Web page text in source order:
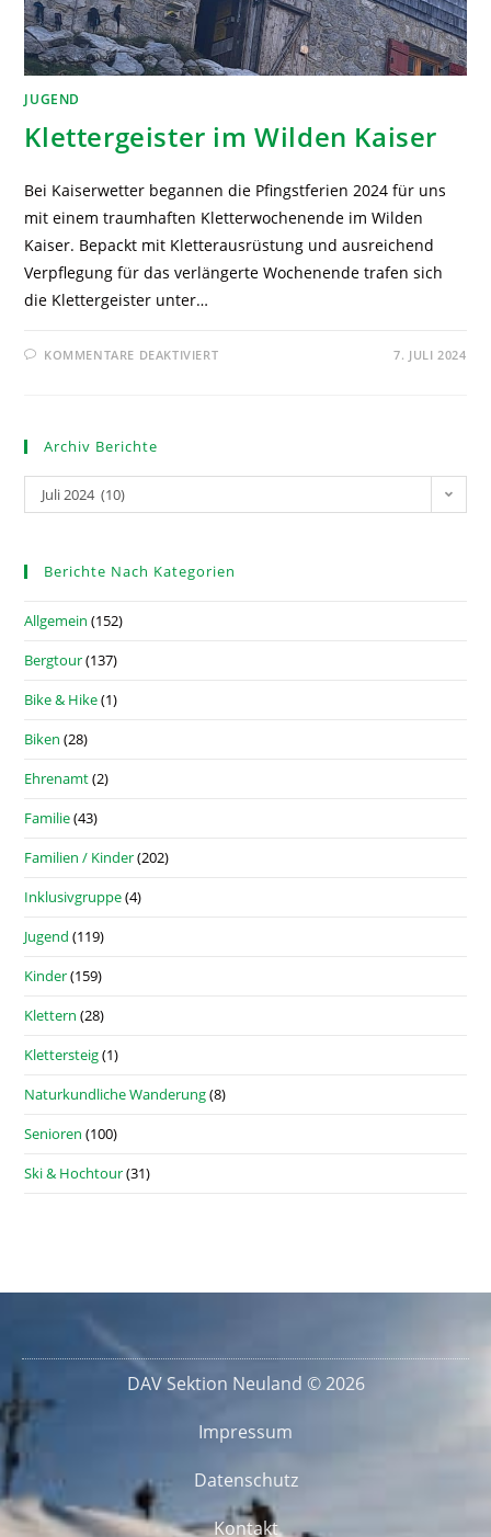
JUGEND
Klettergeister im Wilden Kaiser
Bei Kaiserwetter begannen die Pfingstferien 2024 für uns
mit einem traumhaften Kletterwochenende im Wilden
Kaiser. Bepackt mit Kletterausrüstung und ausreichend
Verpflegung für das verlängerte Wochenende trafen sich
die Klettergeister unter…
KOMMENTARE DEAKTIVIERT 7. JULI 2024
Archiv Berichte
Juli 2024 (10)
Berichte Nach Kategorien
Allgemein (152)
Bergtour(137)
Bike & Hike(1)
Biken (28)
Ehrenamt(2)
Familie(43)
Familien / Kinder(202)
Inklusivgruppe(4)
Jugend (119)
Kinder(159)
Klettern (28)
Klettersteig(1)
Naturkundliche Wanderung(8)
Senioren (100)
Ski & Hochtour(31)
DAV Sektion Neuland © 2026
Impressum
Datenschutz
Kontakt